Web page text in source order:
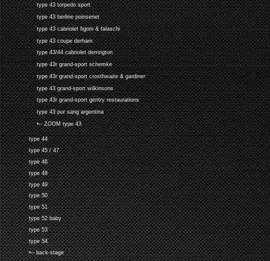
type 43 torpedo sport
type 43 berline poinsenet
type 43 cabriolet figoni & falaschi
type 43 coupe derham
type 43/44 cabriolet derrington
type 43r grand-sport schemke
type 43r grand-sport crosthwaite & gardiner
type 43 grand-sport wilkinsons
type 43r grand-sport gentry restaurations
type 43 pur sang argentina
•-- ZOOM type 43
type 44
type 45 / 47
type 46
type 48
type 49
type 50
type 51
type 52 baby
type 53
type 54
•-- back-stage